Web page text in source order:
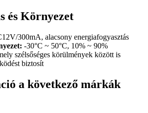
és Környezet
300mA, alacsony energiafogyasztás
-30°C ~ 50°C, 10% ~ 90%
szélsőséges körülmények között is
biztosít
a következő márkák